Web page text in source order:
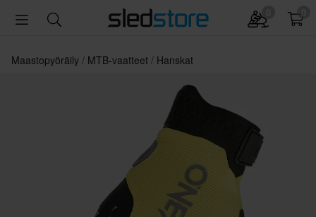
Maastopyöräily MTB-vaatteet Hanskat